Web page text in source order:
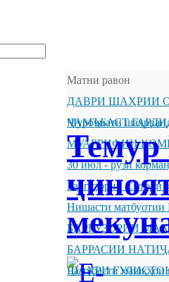
Матни равон
ДАВРИ ШАҲРИИ
ҶАМЪБАСТ
Муроҷиати
МУАРРИФИИ
30 июл - рӯзи
Баргузории Ситоди
Нишасти матбуотии
БАРГУЗОРИИ
БАРРАСИИ
ШАҲРИ
Ҷамъбасти машқҳои